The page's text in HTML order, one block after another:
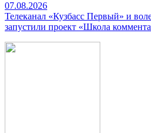
07.08.2026
Телеканал «Кузбасс Первый» и
запустили проект «Школа